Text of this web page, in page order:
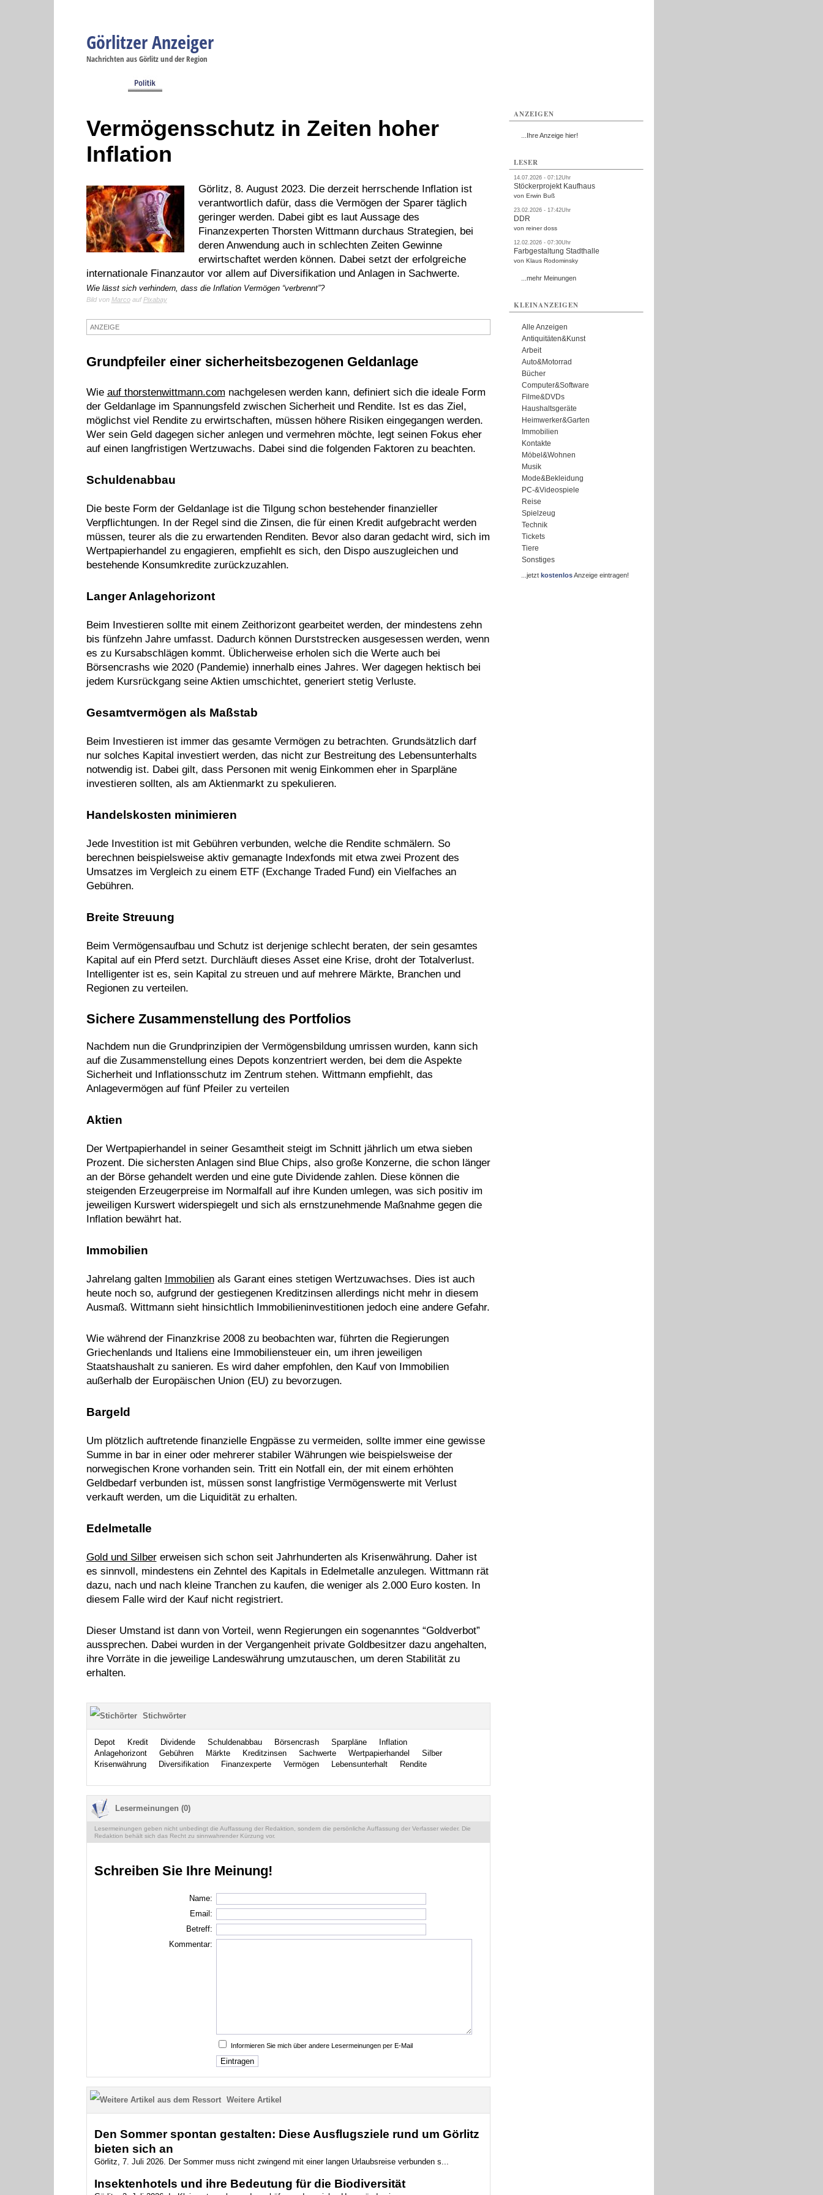
Görlitzer Anzeiger
Nachrichten aus Görlitz und der Region
Vermögensschutz in Zeiten hoher
Inflation
Görlitz, 8. August 2023. Die derzeit herrschende Inflation ist
verantwortlich dafür, dass die Vermögen der Sparer täglich
geringer werden. Dabei gibt es laut Aussage des
Finanzexperten Thorsten Wittmann durchaus Strategien, bei
deren Anwendung auch in schlechten Zeiten Gewinne
erwirtschaftet werden können. Dabei setzt der erfolgreiche
internationale Finanzautor vor allem auf Diversifikation und Anlagen in Sachwerte.
Wie lässt sich verhindern, dass die Inflation Vermögen “verbrennt”?
Bild von MarcoaufPixabay
ANZEIGE
Grundpfeiler einer sicherheitsbezogenen Geldanlage
Wie auf thorstenwittmann.com nachgelesen werden kann, definiert sich die ideale Form
der Geldanlage im Spannungsfeld zwischen Sicherheit und Rendite. Ist es das Ziel,
möglichst viel Rendite zu erwirtschaften, müssen höhere Risiken eingegangen werden.
Wer sein Geld dagegen sicher anlegen und vermehren möchte, legt seinen Fokus eher
auf einen langfristigen Wertzuwachs. Dabei sind die folgenden Faktoren zu beachten.
Schuldenabbau
Die beste Form der Geldanlage ist die Tilgung schon bestehender finanzieller
Verpflichtungen. In der Regel sind die Zinsen, die für einen Kredit aufgebracht werden
müssen, teurer als die zu erwartenden Renditen. Bevor also daran gedacht wird, sich im
Wertpapierhandel zu engagieren, empfiehlt es sich, den Dispo auszugleichen und
bestehende Konsumkredite zurückzuzahlen.
Langer Anlagehorizont
Beim Investieren sollte mit einem Zeithorizont gearbeitet werden, der mindestens zehn
bis fünfzehn Jahre umfasst. Dadurch können Durststrecken ausgesessen werden, wenn
es zu Kursabschlägen kommt. Üblicherweise erholen sich die Werte auch bei
Börsencrashs wie 2020 (Pandemie) innerhalb eines Jahres. Wer dagegen hektisch bei
jedem Kursrückgang seine Aktien umschichtet, generiert stetig Verluste.
Gesamtvermögen als Maßstab
Beim Investieren ist immer das gesamte Vermögen zu betrachten. Grundsätzlich darf
nur solches Kapital investiert werden, das nicht zur Bestreitung des Lebensunterhalts
notwendig ist. Dabei gilt, dass Personen mit wenig Einkommen eher in Sparpläne
investieren sollten, als am Aktienmarkt zu spekulieren.
Handelskosten minimieren
Jede Investition ist mit Gebühren verbunden, welche die Rendite schmälern. So
berechnen beispielsweise aktiv gemanagte Indexfonds mit etwa zwei Prozent des
Umsatzes im Vergleich zu einem ETF (Exchange Traded Fund) ein Vielfaches an
Gebühren.
Breite Streuung
Beim Vermögensaufbau und Schutz ist derjenige schlecht beraten, der sein gesamtes
Kapital auf ein Pferd setzt. Durchläuft dieses Asset eine Krise, droht der Totalverlust.
Intelligenter ist es, sein Kapital zu streuen und auf mehrere Märkte, Branchen und
Regionen zu verteilen.
Sichere Zusammenstellung des Portfolios
Nachdem nun die Grundprinzipien der Vermögensbildung umrissen wurden, kann sich
auf die Zusammenstellung eines Depots konzentriert werden, bei dem die Aspekte
Sicherheit und Inflationsschutz im Zentrum stehen. Wittmann empfiehlt, das
Anlagevermögen auf fünf Pfeiler zu verteilen
Aktien
Der Wertpapierhandel in seiner Gesamtheit steigt im Schnitt jährlich um etwa sieben
Prozent. Die sichersten Anlagen sind Blue Chips, also große Konzerne, die schon länger
an der Börse gehandelt werden und eine gute Dividende zahlen. Diese können die
steigenden Erzeugerpreise im Normalfall auf ihre Kunden umlegen, was sich positiv im
jeweiligen Kurswert widerspiegelt und sich als ernstzunehmende Maßnahme gegen die
Inflation bewährt hat.
Immobilien
Jahrelang galten Immobilienals Garant eines stetigen Wertzuwachses. Dies ist auch
heute noch so, aufgrund der gestiegenen Kreditzinsen allerdings nicht mehr in diesem
Ausmaß. Wittmann sieht hinsichtlich Immobilieninvestitionen jedoch eine andere Gefahr.
Wie während der Finanzkrise 2008 zu beobachten war, führten die Regierungen
Griechenlands und Italiens eine Immobiliensteuer ein, um ihren jeweiligen
Staatshaushalt zu sanieren. Es wird daher empfohlen, den Kauf von Immobilien
außerhalb der Europäischen Union (EU) zu bevorzugen.
Bargeld
Um plötzlich auftretende finanzielle Engpässe zu vermeiden, sollte immer eine gewisse
Summe in bar in einer oder mehrerer stabiler Währungen wie beispielsweise der
norwegischen Krone vorhanden sein. Tritt ein Notfall ein, der mit einem erhöhten
Geldbedarf verbunden ist, müssen sonst langfristige Vermögenswerte mit Verlust
verkauft werden, um die Liquidität zu erhalten.
Edelmetalle
Gold und Silbererweisen sich schon seit Jahrhunderten als Krisenwährung. Daher ist
es sinnvoll, mindestens ein Zehntel des Kapitals in Edelmetalle anzulegen. Wittmann rät
dazu, nach und nach kleine Tranchen zu kaufen, die weniger als 2.000 Euro kosten. In
diesem Falle wird der Kauf nicht registriert.
Dieser Umstand ist dann von Vorteil, wenn Regierungen ein sogenanntes “Goldverbot”
aussprechen. Dabei wurden in der Vergangenheit private Goldbesitzer dazu angehalten,
ihre Vorräte in die jeweilige Landeswährung umzutauschen, um deren Stabilität zu
erhalten.
Stichwörter
Depot Kredit Dividende Schuldenabbau Börsencrash Sparpläne
Inflation
Anlagehorizont
Gebühren Märkte Kreditzinsen Sachwerte Wertpapierhandel
Silber
Krisenwährung
Diversifikation Finanzexperte Vermögen Lebensunterhalt Rendite
Lesermeinungen (0)
Lesermeinungen geben nicht unbedingt die Auffassung der Redaktion, sondern die persönliche Auffassung der Verfasser wieder. Die
Redaktion behält sich das Recht zu sinnwahrender Kürzung vor.
Schreiben Sie Ihre Meinung!
Name:
Email:
Betreff:
Kommentar:
Informieren Sie mich über andere Lesermeinungen per E-Mail
Weitere Artikel
Den Sommer spontan gestalten: Diese Ausflugsziele rund um Görlitz
bieten sich an
Görlitz, 7. Juli 2026. Der Sommer muss nicht zwingend mit einer langen Urlaubsreise verbunden s...
Insektenhotels und ihre Bedeutung für die Biodiversität
ANZEIGEN
...Ihre Anzeige hier!
LESER
14.07.2026 - 07:12Uhr
Stöckerprojekt Kaufhaus
von Erwin Buß
23.02.2026 - 17:42Uhr
DDR
von reiner doss
12.02.2026 - 07:30Uhr
Farbgestaltung Stadthalle
von Klaus Rodominsky
...mehr Meinungen
KLEINANZEIGEN
Alle Anzeigen
Antiquitäten&Kunst
Arbeit
Auto&Motorrad
Bücher
Computer&Software
Filme&DVDs
Haushaltsgeräte
Heimwerker&Garten
Immobilien
Kontakte
Möbel&Wohnen
Musik
Mode&Bekleidung
PC-&Videospiele
Reise
Spielzeug
Technik
Tickets
Tiere
Sonstiges
...jetzt kostenlosAnzeige eintragen!